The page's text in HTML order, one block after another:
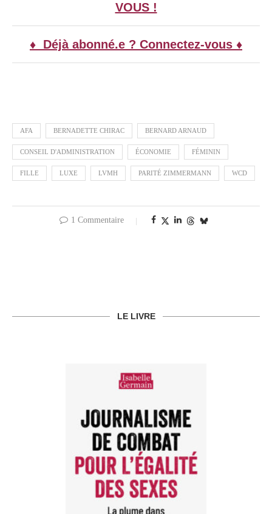
VOUS !
♦ Déjà abonné.e ? Connectez-vous ♦
AFA BERNADETTE CHIRAC BERNARD ARNAUD
CONSEIL D'ADMINISTRATION ÉCONOMIE FÉMININ
FILLE LUXE LVMH PARITÉ ZIMMERMANN WCD
1 Commentaire
LE LIVRE